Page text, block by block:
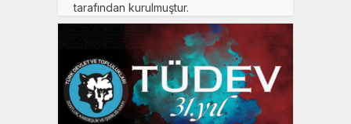
tarafından kurulmuştur.